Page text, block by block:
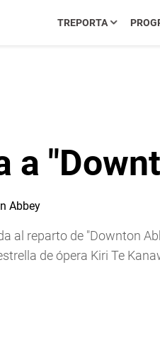
TREPORTA
a
al reparto de "Downton
de ópera Kiri Te